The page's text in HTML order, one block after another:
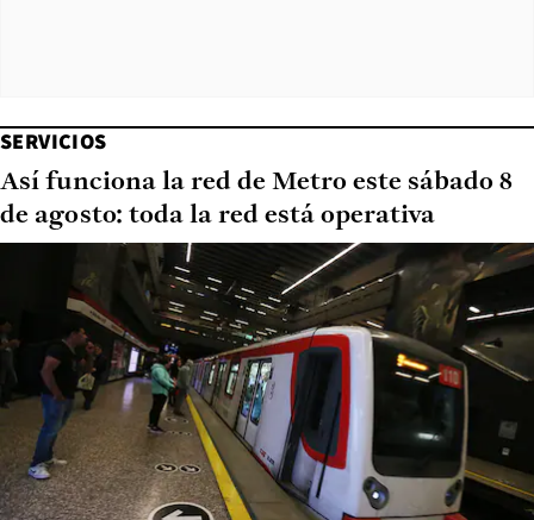
SERVICIOS
Así funciona la red de Metro este sábado 8
de agosto: toda la red está operativa